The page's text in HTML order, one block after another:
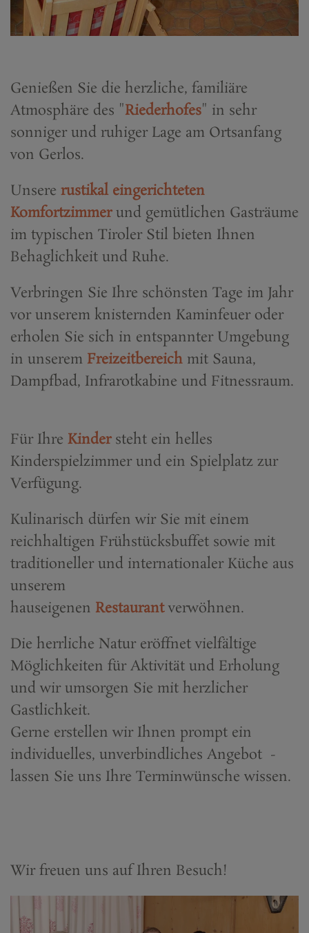
Genießen Sie die herzliche, familiäre
Atmosphäre des "Riederhofes" in sehr
sonniger und ruhiger Lage am Ortsanfang
von Gerlos.
Unsere rustikal eingerichteten
Komfortzimmerund gemütlichen Gasträume
im typischen Tiroler Stil bieten Ihnen
Behaglichkeit und Ruhe.
Verbringen Sie Ihre schönsten Tage im Jahr
vor unserem knisternden Kaminfeuer oder
erholen Sie sich in entspannter Umgebung
in unserem Freizeitbereich mit Sauna,
Dampfbad, Infrarotkabine und Fitnessraum.
Für Ihre Kindersteht ein helles
Kinderspielzimmer und ein Spielplatz zur
Verfügung.
Kulinarisch dürfen wir Sie mit einem
reichhaltigen Frühstücksbuffet sowie mit
traditioneller und internationaler Küche aus
unserem
hauseigenen Restaurant verwöhnen.
Die herrliche Natur eröffnet vielfältige
Möglichkeiten für Aktivität und Erholung
und wir umsorgen Sie mit herzlicher
Gastlichkeit.
Gerne erstellen wir Ihnen prompt ein
individuelles, unverbindliches Angebot -
lassen Sie uns Ihre Terminwünsche wissen.
Wir freuen uns auf Ihren Besuch!